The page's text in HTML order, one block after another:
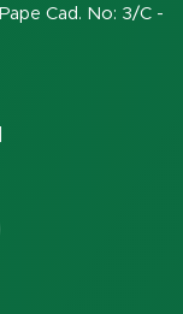
Cad. No: 3/C -